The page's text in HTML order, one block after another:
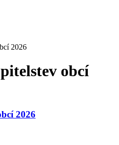
2026
obcí
2026